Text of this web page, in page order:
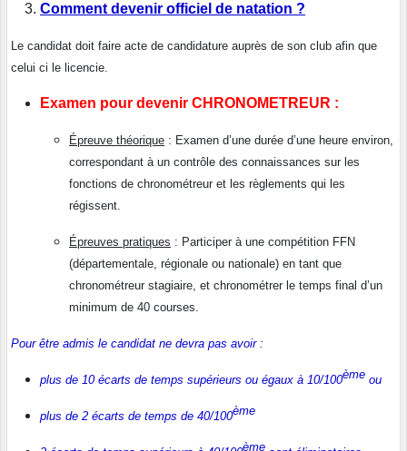
Comment devenir officiel de natation ?
Le candidat doit faire acte de candidature auprès de son club afin que
celui ci le licencie.
Examen pour devenir CHRONOMETREUR :
Épreuve théorique : Examen d’une durée d’une heure environ,
correspondant à un contrôle des connaissances sur les
fonctions de chronométreur et les règlements qui les
régissent.
Épreuves pratiques : Participer à une compétition FFN
(départementale, régionale ou nationale) en tant que
chronométreur stagiaire, et chronométrer le temps final d’un
minimum de 40 courses.
Pour être admis le candidat ne devra pas avoir :
plus de 10 écarts de temps supérieurs ou égaux à 10/100ème ou
plus de 2 écarts de temps de 40/100ème
ème